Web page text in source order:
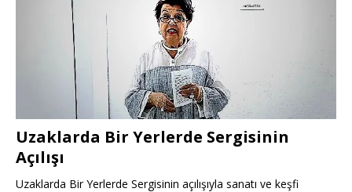
Uzaklarda Bir Yerlerde Sergisinin
Açılışı
Uzaklarda Bir Yerlerde Sergisinin açılışıyla sanatı ve keşfi